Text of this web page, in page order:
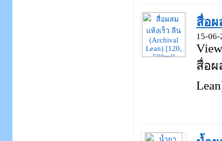
สื่อผ
15-06-
สื่อผ